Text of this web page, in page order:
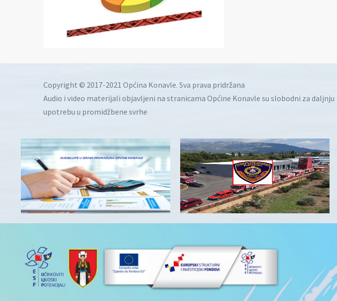
Copyright © 2017-2021 Općina Konavle. Sva prava pridržana
Audio i video materijali objavljeni na stranicama Općine Konavle su slobodni za daljnju
upotrebu u promidžbene svrhe